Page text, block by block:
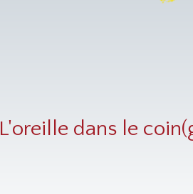
L'oreille dans le